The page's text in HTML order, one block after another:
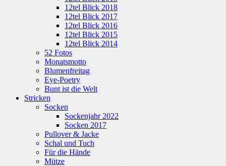
12tel Blick 2018
12tel Blick 2017
12tel Blick 2016
12tel Blick 2015
12tel Blick 2014
52 Fotos
Monatsmotto
Blumenfreitag
Eye-Poetry
Bunt ist die Welt
Stricken
Socken
Sockenjahr 2022
Socken 2017
Pullover & Jacke
Schal und Tuch
Für die Hände
Mütze